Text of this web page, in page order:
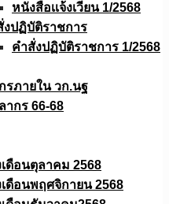
หนังสือเเจ้งเวียน 1/2568
งปฏิบัติราชการ
คำสั่งปฏิบัติราชการ 1/2568
ภายใน วก.นฐ
กร 66-68
ดือนตุลาคม 2568
ดือนพฤศจิกายน 2568